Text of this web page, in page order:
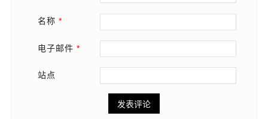
名称 *
电子邮件 *
站点